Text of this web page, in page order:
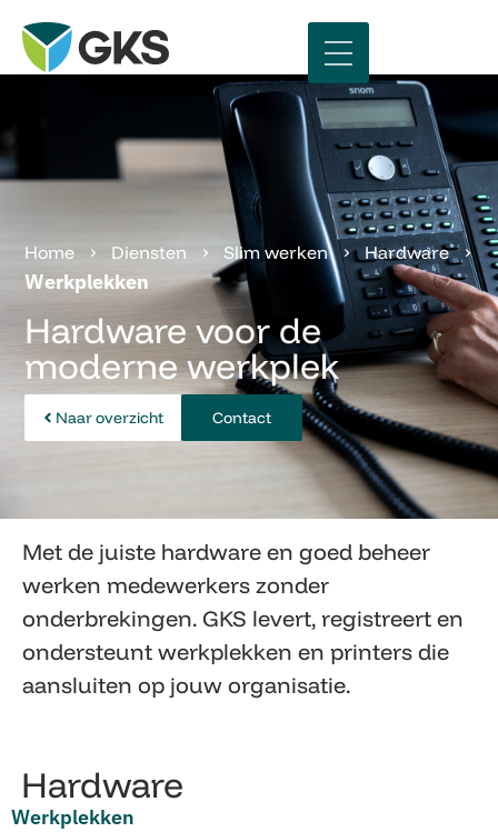
Werkplekken
Home › Diensten › Slim werken › Hardware
›
Werkplekken
Hardware voor de
moderne werkplek
Naar overzicht Contact
Met de juiste hardware en goed beheer
werken medewerkers zonder
onderbrekingen. GKS levert, registreert en
ondersteunt werkplekken en printers die
aansluiten op jouw organisatie.
Hardware
Werkplekken